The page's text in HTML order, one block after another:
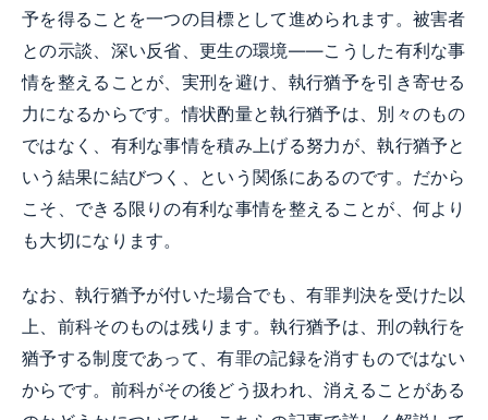
予を得ることを一つの目標として進められます。被害者
との示談、深い反省、更生の環境——こうした有利な事
情を整えることが、実刑を避け、執行猶予を引き寄せる
力になるからです。情状酌量と執行猶予は、別々のもの
ではなく、有利な事情を積み上げる努力が、執行猶予と
いう結果に結びつく、という関係にあるのです。だから
こそ、できる限りの有利な事情を整えることが、何より
も大切になります。
なお、執行猶予が付いた場合でも、有罪判決を受けた以
上、前科そのものは残ります。執行猶予は、刑の執行を
猶予する制度であって、有罪の記録を消すものではない
からです。前科がその後どう扱われ、消えることがある